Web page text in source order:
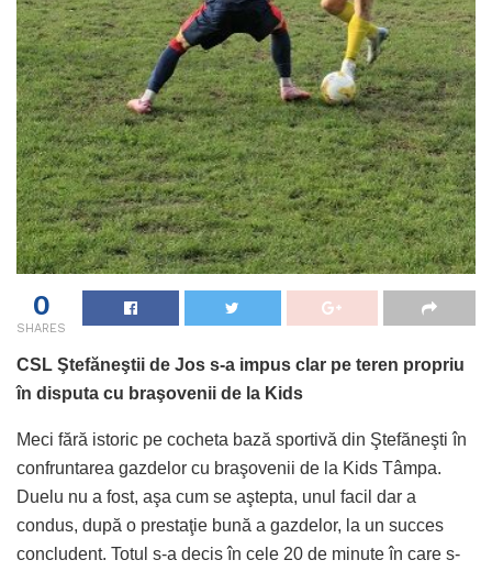
0
SHARES
CSL Ştefăneştii de Jos s-a impus clar pe teren propriu
în disputa cu braşovenii de la Kids
Meci fără istoric pe cocheta bază sportivă din Ştefăneşti în
confruntarea gazdelor cu braşovenii de la Kids Tâmpa.
Duelu nu a fost, aşa cum se aştepta, unul facil dar a
condus, după o prestaţie bună a gazdelor, la un succes
concludent. Totul s-a decis în cele 20 de minute în care s-